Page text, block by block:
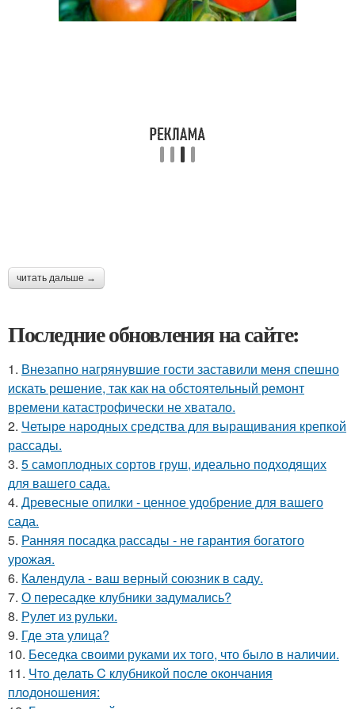
читать дальше →
Последние обновления на сайте:
1. Внезапно нагрянувшие гости заставили меня спешно
искать решение, так как на обстоятельный ремонт
времени катастрофически не хватало.
2. Четыре народных средства для выращивания крепкой
рассады.
3. 5 самоплодных сортов груш, идеально подходящих
для вашего сада.
4. Древесные опилки - ценное удобрение для вашего
сада.
5. Ранняя посадка рассады - не гарантия богатого
урожая.
6. Календула - ваш верный союзник в саду.
7. О пересадке клубники задумались?
8. Рулет из рульки.
9. Где этa улица?
10. Беседка своими руками их того, что было в наличии.
11. Чтo дeлaть C клубникoй пocлe oкoнчaния
плoдoнoшeния: